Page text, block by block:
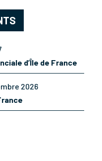
d’Île de France
2026